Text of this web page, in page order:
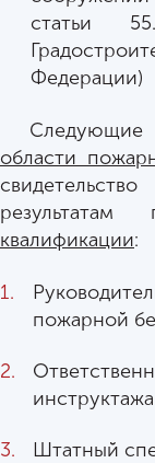
статьи
Федерации)
Следующие
области
квалификации:
пожарной
Штатный